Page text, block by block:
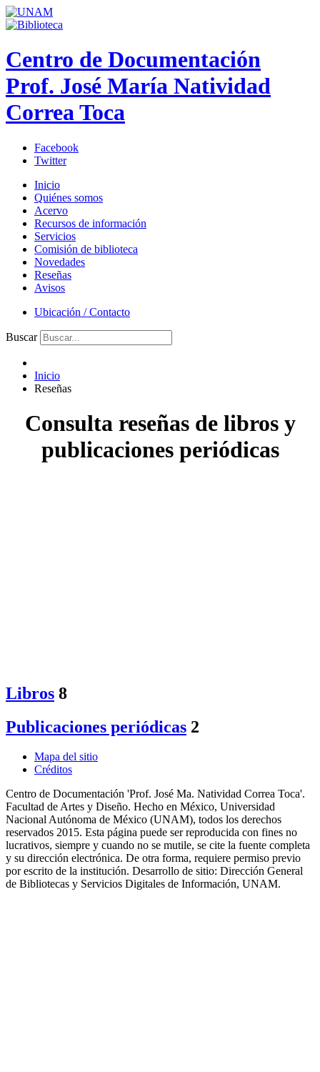
Centro de Documentación
Prof. José María Natividad
Correa Toca
Facebook
Twitter
Inicio
Quiénes somos
Acervo
Recursos de información
Servicios
Comisión de biblioteca
Novedades
Reseñas
Avisos
Ubicación / Contacto
Buscar
Inicio
Reseñas
Consulta reseñas de libros y
publicaciones periódicas
Libros 8
Publicaciones periódicas 2
Mapa del sitio
Créditos
Centro de Documentación 'Prof. José Ma. Natividad Correa Toca'.
Facultad de Artes y Diseño. Hecho en México, Universidad
Nacional Autónoma de México (UNAM), todos los derechos
reservados 2015. Esta página puede ser reproducida con fines no
lucrativos, siempre y cuando no se mutile, se cite la fuente completa
y su dirección electrónica. De otra forma, requiere permiso previo
por escrito de la institución. Desarrollo de sitio: Dirección General
de Bibliotecas y Servicios Digitales de Información, UNAM.